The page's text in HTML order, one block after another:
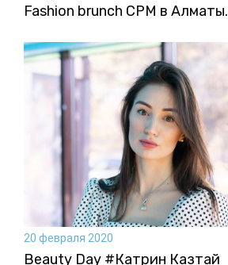
Fashion brunch CPM в Алматы.
20 февраля 2020
Beauty Day #Катрин Казтай